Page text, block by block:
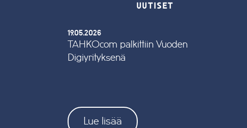
UUTISET
19.05.2026
TAHKOcom palkittiin Vuoden
Digiyrityksenä
Lue lisää